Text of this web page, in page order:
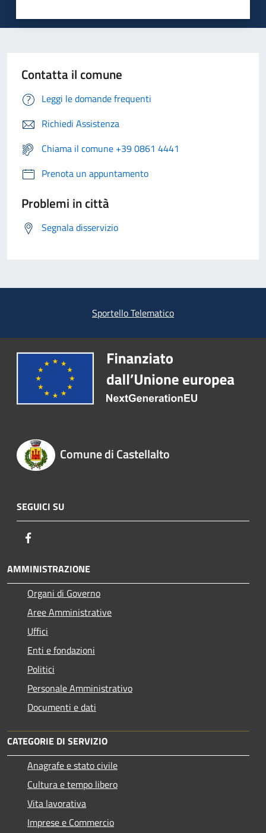
Contatta il comune
Leggi le domande frequenti
Richiedi Assistenza
Chiama il comune +39 0861 4441
Prenota un appuntamento
Problemi in città
Segnala disservizio
Sportello Telematico
Comune di Castellalto
SEGUICI SU
AMMINISTRAZIONE
Organi di Governo
Aree Amministrative
Uffici
Enti e fondazioni
Politici
Personale Amministrativo
Documenti e dati
CATEGORIE DI SERVIZIO
Anagrafe e stato civile
Cultura e tempo libero
Vita lavorativa
Imprese e Commercio